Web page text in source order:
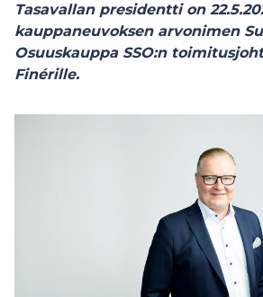
Tasavallan presidentti on
kauppaneuvoksen arvonimen
Osuuskauppa SSO:n
Finérille.